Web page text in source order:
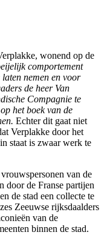
wonend op de
comportement
nemen en voor
de heer Van
Compagnie te
het boek van de
Echter dit gaat niet
Verplakke door het
staat is zwaar werk te
van de
door de Franse partijen
de stad een collecte te
Zeeuwse rijksdaalders
van de
binnen de stad.